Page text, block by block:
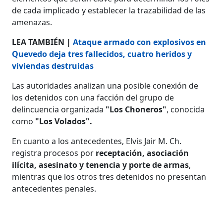
de cada implicado y establecer la trazabilidad de las
amenazas.
LEA TAMBIÉN |Ataque armado con explosivos en
Quevedo deja tres fallecidos, cuatro heridos y
viviendas destruidas
Las autoridades analizan una posible conexión de
los detenidos con una facción del grupo de
delincuencia organizada "Los Choneros", conocida
como "Los Volados".
En cuanto a los antecedentes, Elvis Jair M. Ch.
registra procesos por receptación, asociación
ilícita, asesinato y tenencia y porte de armas,
mientras que los otros tres detenidos no presentan
antecedentes penales.